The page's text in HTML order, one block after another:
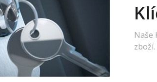
Naše
zboží.